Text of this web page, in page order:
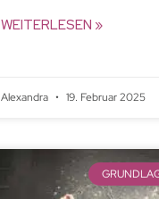
WEITERLESEN »
Alexandra 19. Februar 2025